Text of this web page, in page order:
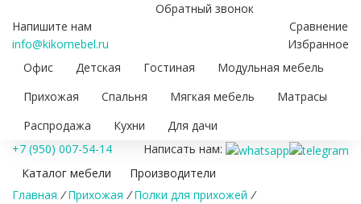
Обратный звонок
Напишите нам
info@kikomebel.ru
Сравнение
Избранное
Офис Детская Гостиная
Модульная мебель
Прихожая
Спальня Мягкая мебель
Матрасы
Распродажа
Кухни
Для дачи
+7 (950) 007-54-14
Написать нам:
Каталог мебели
Производители
Главная / Прихожая / Полки для прихожей /